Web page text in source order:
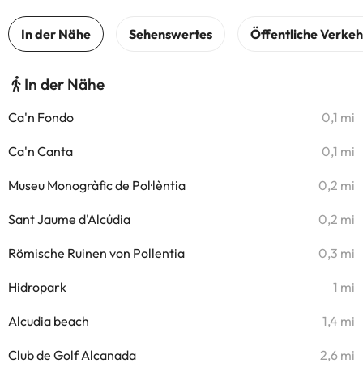
In der Nähe
Ca'n Fondo 0,1 mi
Ca'n Canta 0,1 mi
Museu Monogràfic de Pol·lèntia 0,2 mi
Sant Jaume d'Alcúdia 0,2 mi
Römische Ruinen von Pollentia 0,3 mi
Hidropark 1 mi
Alcudia beach 1,4 mi
Club de Golf Alcanada 2,6 mi